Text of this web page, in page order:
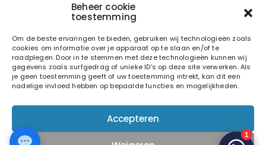
Beheer cookie
toestemming
Om de beste ervaringen te bieden, gebruiken wij technologieën zoals
cookies om informatie over je apparaat op te slaan en/of te
raadplegen. Door in te stemmen met deze technologieën kunnen wij
gegevens zoals surfgedrag of unieke ID's op deze site verwerken. Als
je geen toestemming geeft of uw toestemming intrekt, kan dit een
nadelige invloed hebben op bepaalde functies en mogelijkheden.
Accepteren
© 2026 Light and Sound Factory. Alle rechten voorbehouden.